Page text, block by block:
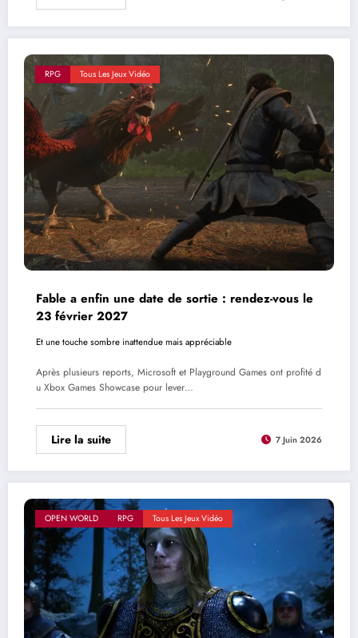
RPG Tous Les Jeux Vidéo
Fable a enfin une date de sortie : rendez-vous le
23 février 2027
Et une touche sombre inattendue mais appréciable
Après plusieurs reports, Microsoft et Playground Games ont profité d
u Xbox Games Showcase pour lever…
Lire la suite 7 Juin 2026
OPEN WORLD RPG Tous Les Jeux Vidéo